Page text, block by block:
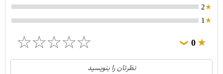
2
1
0
❯
☆
☆
☆
☆
☆
0
نظرتان را بنویسید